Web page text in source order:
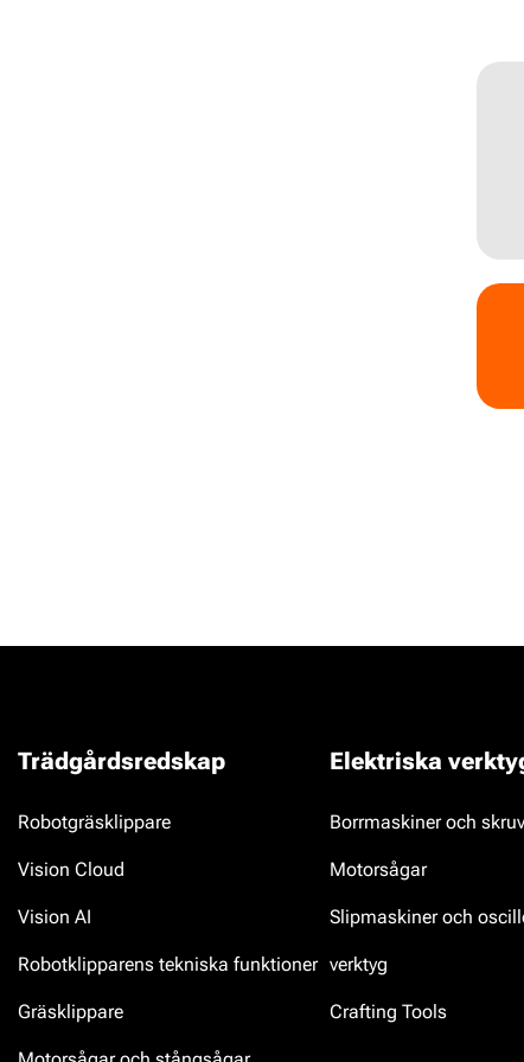
Trädgårdsredskap
Robotgräsklippare
Vision Cloud
Vision AI
Robotklipparens tekniska funktioner
Gräsklippare
Elektriska
Borrmaskiner och
Motorsågar
Slipmaskiner och
verktyg
Crafting Tools